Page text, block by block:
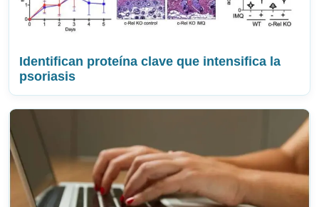
Identifican proteína clave que intensifica la
psoriasis